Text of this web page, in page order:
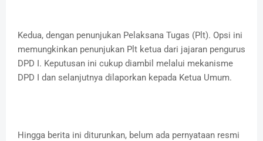
Kedua, dengan penunjukan Pelaksana Tugas (Plt). Opsi ini
memungkinkan penunjukan Plt ketua dari jajaran pengurus
DPD I. Keputusan ini cukup diambil melalui mekanisme
DPD I dan selanjutnya dilaporkan kepada Ketua Umum.
​Hingga berita ini diturunkan, belum ada pernyataan resmi